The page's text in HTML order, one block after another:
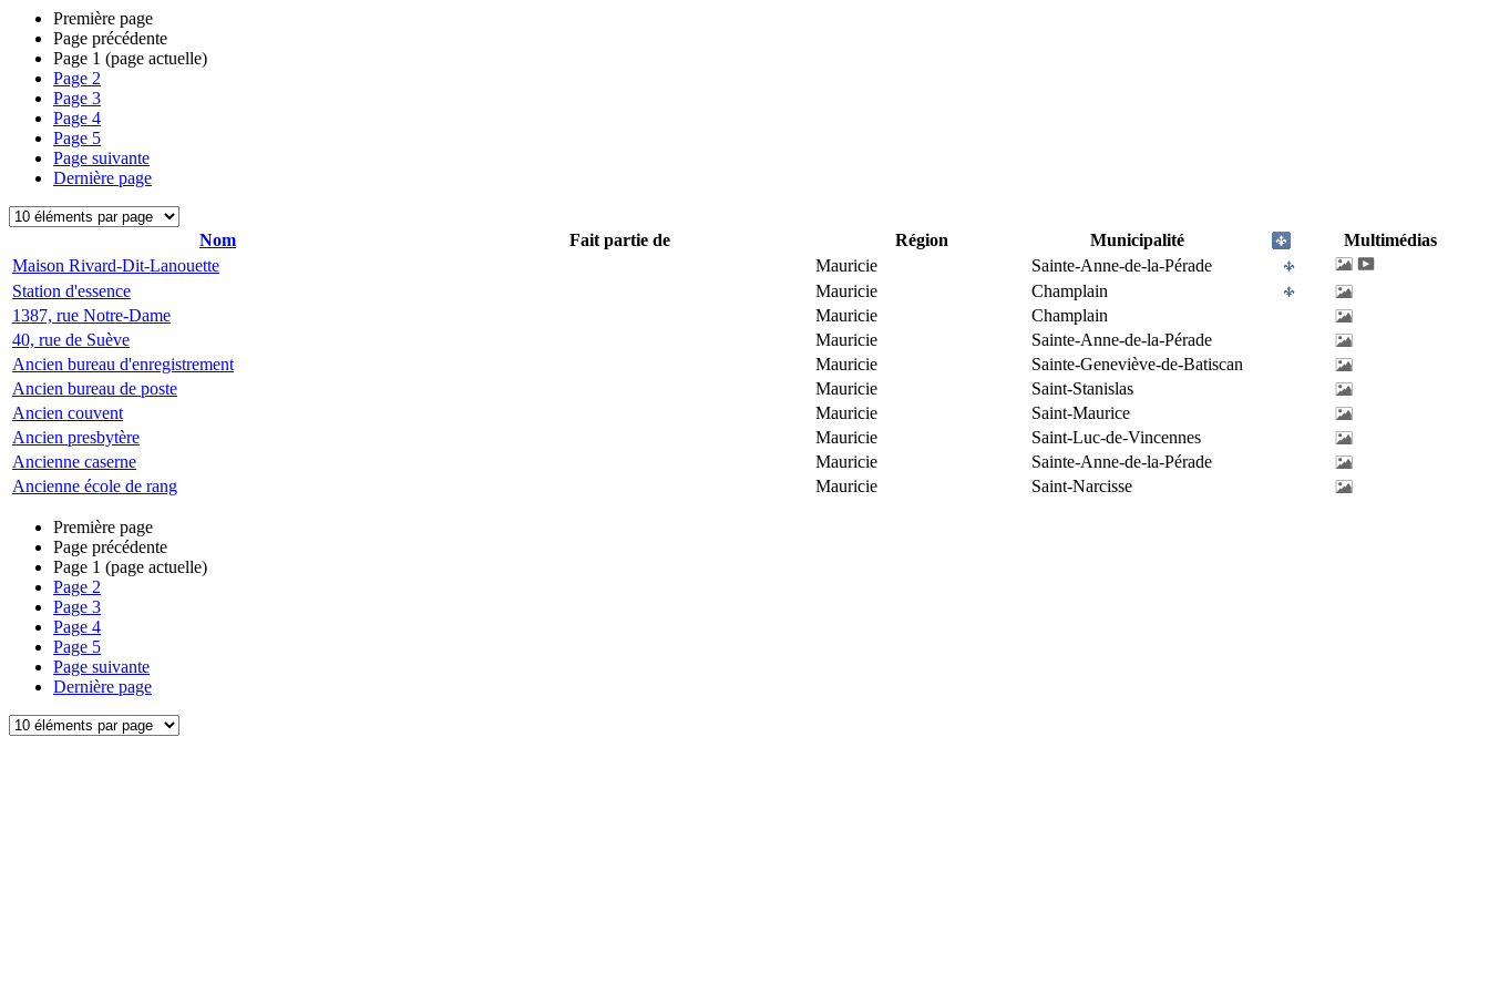
Première page
Page précédente
Page 1 (page actuelle)
Page 2
Page 3
Page 4
Page 5
Page suivante
Dernière page
Nom Fait partie de Région Municipalité
Multimédias
Maison Rivard-Dit-Lanouette
Mauricie
Sainte-Anne-de-la-Pérade
Station d'essence
Mauricie
Champlain
1387, rue Notre-Dame
Mauricie
Champlain
40, rue de Suève
Mauricie
Sainte-Anne-de-la-Pérade
Ancien bureau d'enregistrement
Mauricie
Sainte-Geneviève-de-Batiscan
Ancien bureau de poste
Mauricie
Saint-Stanislas
Ancien couvent
Mauricie
Saint-Maurice
Ancien presbytère
Mauricie
Saint-Luc-de-Vincennes
Ancienne caserne
Mauricie
Sainte-Anne-de-la-Pérade
Ancienne école de rang
Mauricie Saint-Narcisse
Première page
Page précédente
Page 1 (page actuelle)
Page 2
Page 3
Page 4
Page 5
Page suivante
Dernière page